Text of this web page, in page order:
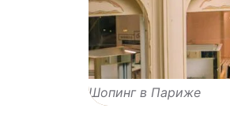
Шопинг в Париже